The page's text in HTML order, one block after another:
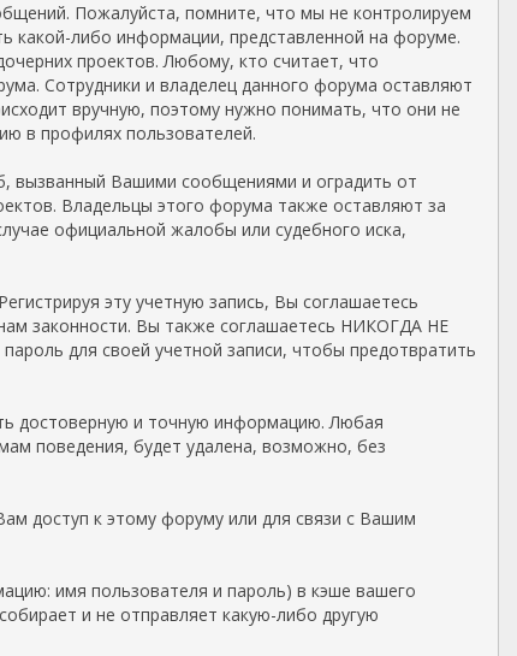
Пожалуйста, помните, что мы не контролируем
какой-либо информации, представленной на форуме.
проектов. Любому, кто считает, что
Сотрудники и владелец данного форума оставляют
вручную, поэтому нужно понимать, что они не
в профилях пользователей.
вызванный Вашими сообщениями и оградить от
Владельцы этого форума также оставляют за
официальной жалобы или судебного иска,
эту учетную запись, Вы соглашаетесь
законности. Вы также соглашаетесь НИКОГДА НЕ
для своей учетной записи, чтобы предотвратить
достоверную и точную информацию. Любая
поведения, будет удалена, возможно, без
доступ к этому форуму или для связи с Вашим
имя пользователя и пароль) в кэше вашего
и не отправляет какую-либо другую